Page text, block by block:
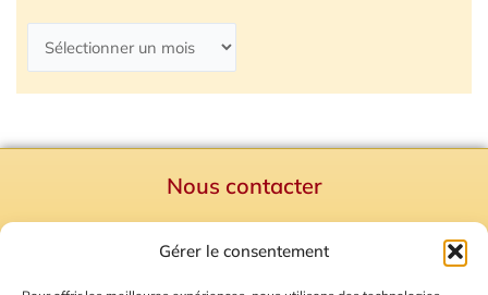
Gérer le consentement
Nous contacter
Mentions Légales
Plan du site